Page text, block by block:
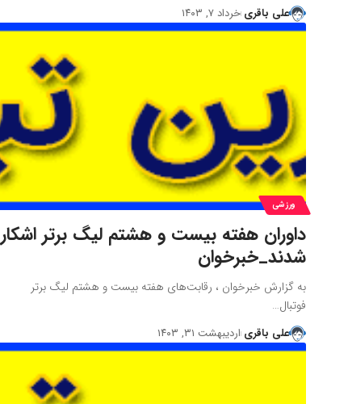
علی باقری خرداد ۷, ۱۴۰۳
ورزشی
داوران هفته بیست و هشتم لیگ برتر اشکار
شدند_خبرخوان
به گزارش خبرخوان ، رقابت‌های هفته بیست و هشتم لیگ برتر
فوتبال…
علی باقری اردیبهشت ۳۱, ۱۴۰۳